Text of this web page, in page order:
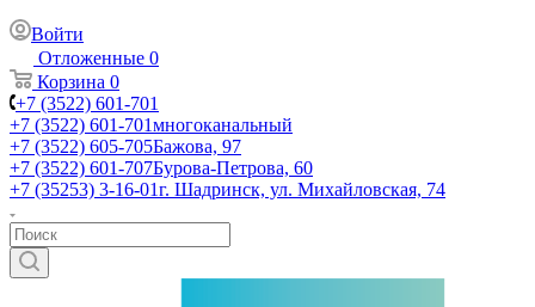
Войти
Отложенные 0
Корзина 0
+7 (3522) 601-701
+7 (3522) 601-701многоканальный
+7 (3522) 605-705Бажова, 97
+7 (3522) 601-707Бурова-Петрова, 60
+7 (35253) 3-16-01г. Шадринск, ул. Михайловская, 74